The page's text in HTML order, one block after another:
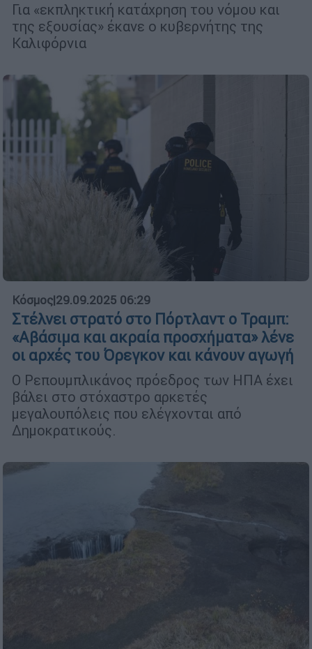
Για «εκπληκτική κατάχρηση του νόμου και
της εξουσίας» έκανε ο κυβερνήτης της
Καλιφόρνια
Κόσμος|29.09.2025 06:29
Στέλνει στρατό στο Πόρτλαντ ο Τραμπ:
«Αβάσιμα και ακραία προσχήματα» λένε
οι αρχές του Όρεγκον και κάνουν αγωγή
Ο Ρεπουμπλικάνος πρόεδρος των ΗΠΑ έχει
βάλει στο στόχαστρο αρκετές
μεγαλουπόλεις που ελέγχονται από
Δημοκρατικούς.